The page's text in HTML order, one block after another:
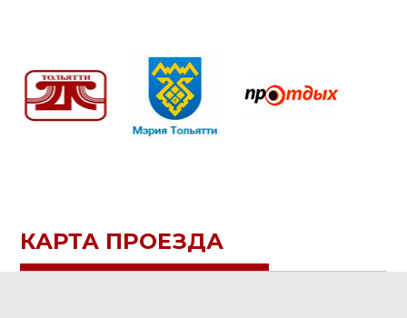
КАРТА ПРОЕЗДА